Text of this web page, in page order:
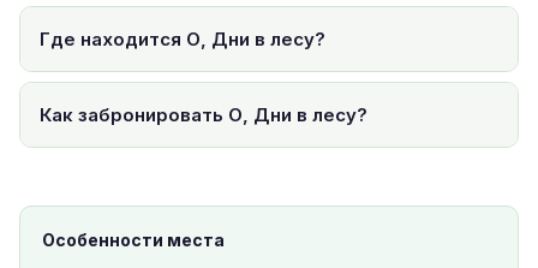
Где находится О, Дни в лесу?
Как забронировать О, Дни в лесу?
Особенности места